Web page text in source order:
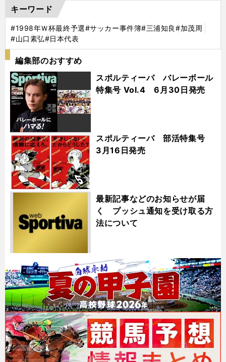
キーワード
#1998年Ｗ杯最終予選#サッカー事件簿#三浦知良#加茂周
#山口素弘#日本代表
編集部のおすすめ
スポルティーバ バレーボール
特集号 Vol.4 6月30日発売
スポルティーバ 部活特集号
3月16日発売
最新記事などのお知らせが届
く プッシュ通知を受け取る方
法について